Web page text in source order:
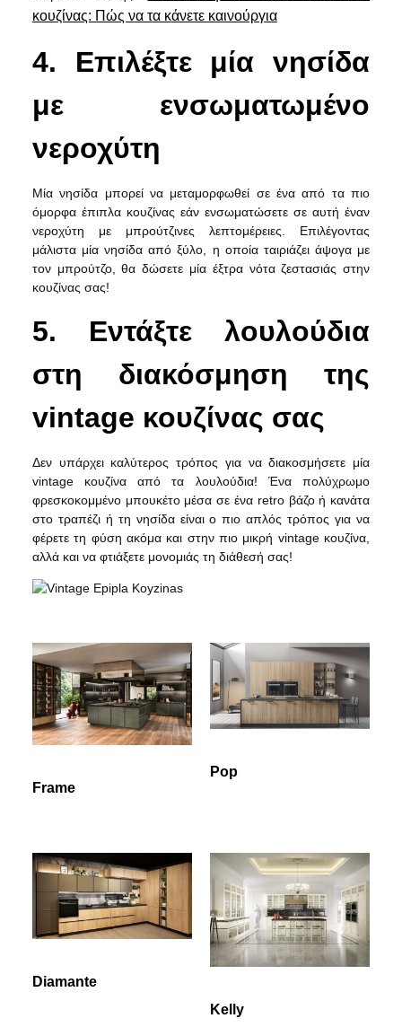
κουζίνας: Πώς να τα κάνετε καινούργια
4. Επιλέξτε μία νησίδα
με ενσωματωμένο
νεροχύτη
Μία νησίδα μπορεί να μεταμορφωθεί σε ένα από τα πιο
όμορφα έπιπλα κουζίνας εάν ενσωματώσετε σε αυτή έναν
νεροχύτη με μπρούτζινες λεπτομέρειες. Επιλέγοντας
μάλιστα μία νησίδα από ξύλο, η οποία ταιριάζει άψογα με
τον μπρούτζο, θα δώσετε μία έξτρα νότα ζεστασιάς στην
κουζίνας σας!
5. Εντάξτε λουλούδια
στη διακόσμηση της
vintage κουζίνας σας
Δεν υπάρχει καλύτερος τρόπος για να διακοσμήσετε μία
vintage κουζίνα από τα λουλούδια! Ένα πολύχρωμο
φρεσκοκομμένο μπουκέτο μέσα σε ένα retro βάζο ή κανάτα
στο τραπέζι ή τη νησίδα είναι ο πιο απλός τρόπος για να
φέρετε τη φύση ακόμα και στην πιο μικρή vintage κουζίνα,
αλλά και να φτιάξετε μονομιάς τη διάθεσή σας!
Frame
Pop
Diamante
Kelly